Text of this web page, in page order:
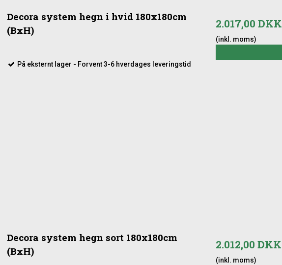
Decora system hegn i hvid 180x180cm
(BxH)
På eksternt lager - Forvent 3-6 hverdages leveringstid
2.017,00 DKK
(inkl. moms)
Decora system hegn sort 180x180cm
(BxH)
2.012,00 DKK
(inkl. moms)